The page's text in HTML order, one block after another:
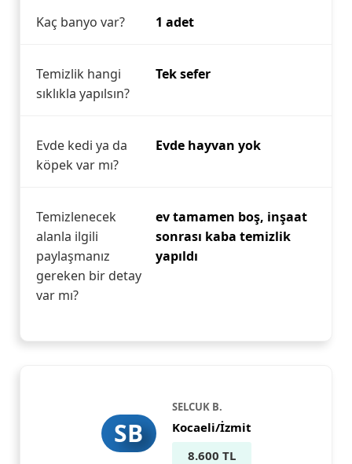
Kaç banyo var? 1 adet
Temizlik hangi
sıklıkla yapılsın?
Tek sefer
Evde kedi ya da
köpek var mı?
Evde hayvan yok
Temizlenecek
alanla ilgili
paylaşmanız
gereken bir detay
var mı?
ev tamamen boş, inşaat
sonrası kaba temizlik
yapıldı
SB
SELCUK B.
Kocaeli/İzmit
8.600 TL